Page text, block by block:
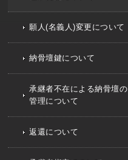
願人(名義人)変更について
納骨壇鍵について
承継者不在による納骨壇の
管理について
返還について